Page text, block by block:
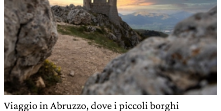
Viaggio in Abruzzo, dove i piccoli borghi